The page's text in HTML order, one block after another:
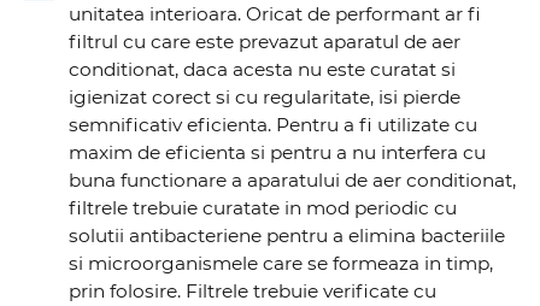
unitatea interioara. Oricat de performant ar fi
filtrul cu care este prevazut aparatul de aer
conditionat, daca acesta nu este curatat si
igienizat corect si cu regularitate, isi pierde
semnificativ eficienta. Pentru a fi utilizate cu
maxim de eficienta si pentru a nu interfera cu
buna functionare a aparatului de aer conditionat,
filtrele trebuie curatate in mod periodic cu
solutii antibacteriene pentru a elimina bacteriile
si microorganismele care se formeaza in timp,
prin folosire. Filtrele trebuie verificate cu